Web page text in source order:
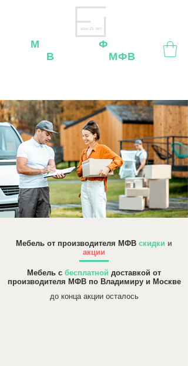
нам 26 лет
М Ф
В
МФВ
Мебель от производителя МФВ cкидки и
акции
Мебель с бесплатной доставкой от
производителя МФВ по Владимиру и Москве
до конца акции осталось